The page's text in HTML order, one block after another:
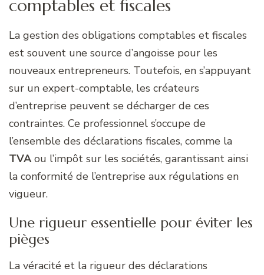
comptables et fiscales
La gestion des obligations comptables et fiscales
est souvent une source d’angoisse pour les
nouveaux entrepreneurs. Toutefois, en s’appuyant
sur un expert-comptable, les créateurs
d’entreprise peuvent se décharger de ces
contraintes. Ce professionnel s’occupe de
l’ensemble des déclarations fiscales, comme la
TVAou l’impôt sur les sociétés, garantissant ainsi
la conformité de l’entreprise aux régulations en
vigueur.
Une rigueur essentielle pour éviter les
pièges
La véracité et la rigueur des déclarations